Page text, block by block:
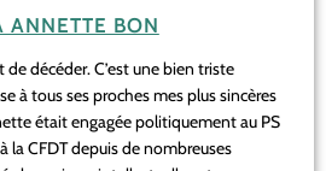
ANNETTE BON
décéder. C’est une bien triste
à tous ses proches mes plus sincères
était engagée politiquement au PS
la CFDT depuis de nombreuses